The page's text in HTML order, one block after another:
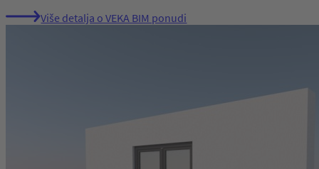
Više detalja o VEKA BIM ponudi